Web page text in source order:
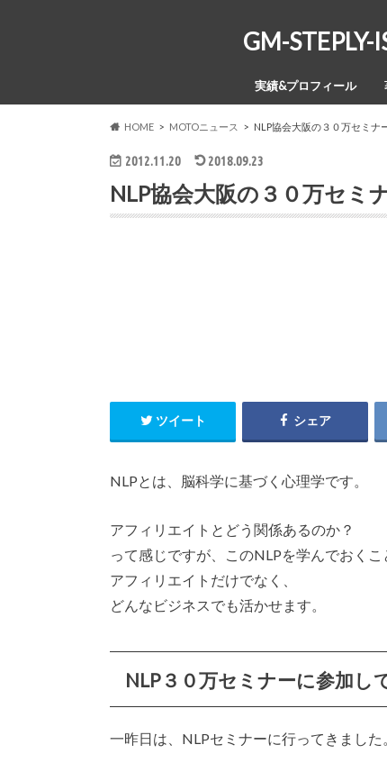
GM-
実績&プロフィール
HOME MOTOニュース NLP協会大阪の３０万セミナ
2012.11.20 2018.09.23
NLP協会大阪の３０万セミ
ツイート シェア
NLPとは、脳科学に基づく心理学です。
アフィリエイトとどう関係あるのか？
って感じですが、このNLPを学んでおくこ
アフィリエイトだけでなく、
どんなビジネスでも活かせます。
NLP３０万セミナーに参加し
一昨日は、NLPセミナーに行ってきました